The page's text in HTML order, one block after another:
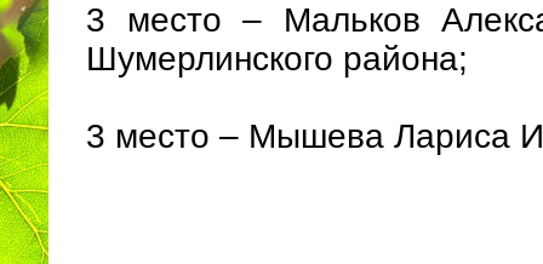
3 место – Мальков
Шумерлинского района;
3 место – Мышева Лариса